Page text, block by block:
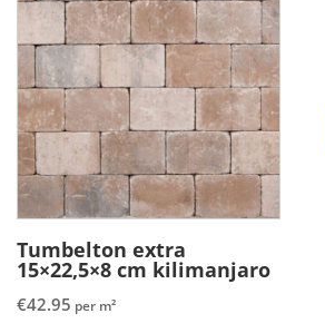
Tumbelton extra
15×22,5×8 cm kilimanjaro
€42.95 per m²